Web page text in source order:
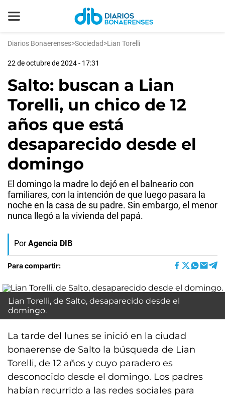
Diarios Bonaerenses>Sociedad>Lian Torelli
22 de octubre de 2024 - 17:31
Salto: buscan a Lian
Torelli, un chico de 12
años que está
desaparecido desde el
domingo
El domingo la madre lo dejó en el balneario con
familiares, con la intención de que luego pasara la
noche en la casa de su padre. Sin embargo, el menor
nunca llegó a la vivienda del papá.
Por Agencia DIB
Para compartir:
Lian Torelli, de Salto, desaparecido desde el
domingo.
La tarde del lunes se inició en la ciudad
bonaerense de Salto la búsqueda de Lian
Torelli, de 12 años y cuyo paradero es
desconocido desde el domingo. Los padres
habían recurrido a las redes sociales para